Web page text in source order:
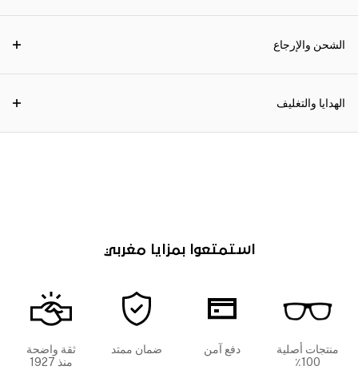
الشحن والإرجاع
الهدايا والتغليف
استمتعوا بمزايا مغربي
منتجات أصلية
100٪
دفع آمن ضمان ممتد
ثقة واضحة
منذ 1927